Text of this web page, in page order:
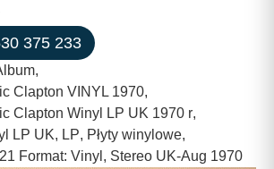
375 233
,
Clapton VINYL 1970,
Clapton Winyl LP UK 1970 r,
LP UK, LP, Płyty winylowe,
Format: Vinyl , Stereo UK-Aug 1970